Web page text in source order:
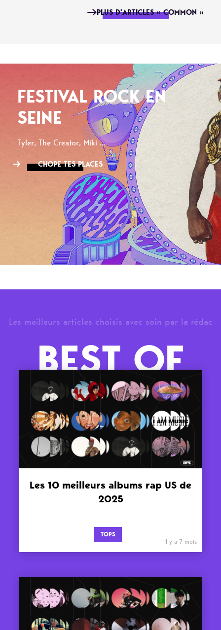
PLUS D'ARTICLES « COMMON »
FESTIVAL ROCK EN
SEINE
Tyler, The Creator, Miki ...
CHOPE TES PLACES
Les meilleurs articles choisis avec soin par la rédac
BEST OF
Les 10 meilleurs albums rap US de
2025
TOPS
il y a 7 mois